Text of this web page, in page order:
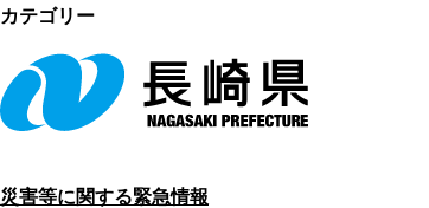
災害等に関する緊急情報
カテゴリー